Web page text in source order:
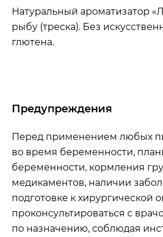
Натуральный ароматизатор
рыбу (треска). Без
глютена.
Предупреждения
Перед применением любых
во время беременности,
беременности, кормления
медикаментов, наличии
подготовке к хирургической
проконсультироваться с
по назначению, соблюдая